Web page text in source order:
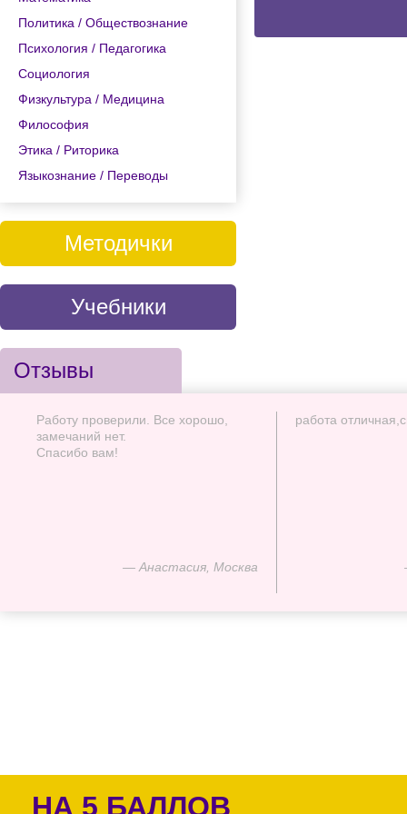
Политика / Обществознание
Психология / Педагогика
Социология
Физкультура / Медицина
Философия
Этика / Риторика
Языкознание / Переводы
Методички
Учебники
Отзывы
— Анастасия, Москва
Работу проверили. Все хорошо,
замечаний нет.
Спасибо вам!
работа
НА 5 БАЛЛОВ